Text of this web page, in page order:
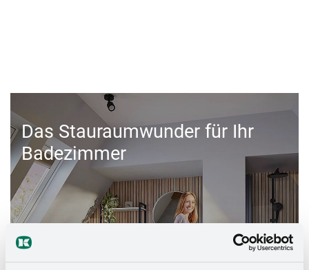
Das Stauraumwunder für Ihr
Badezimmer